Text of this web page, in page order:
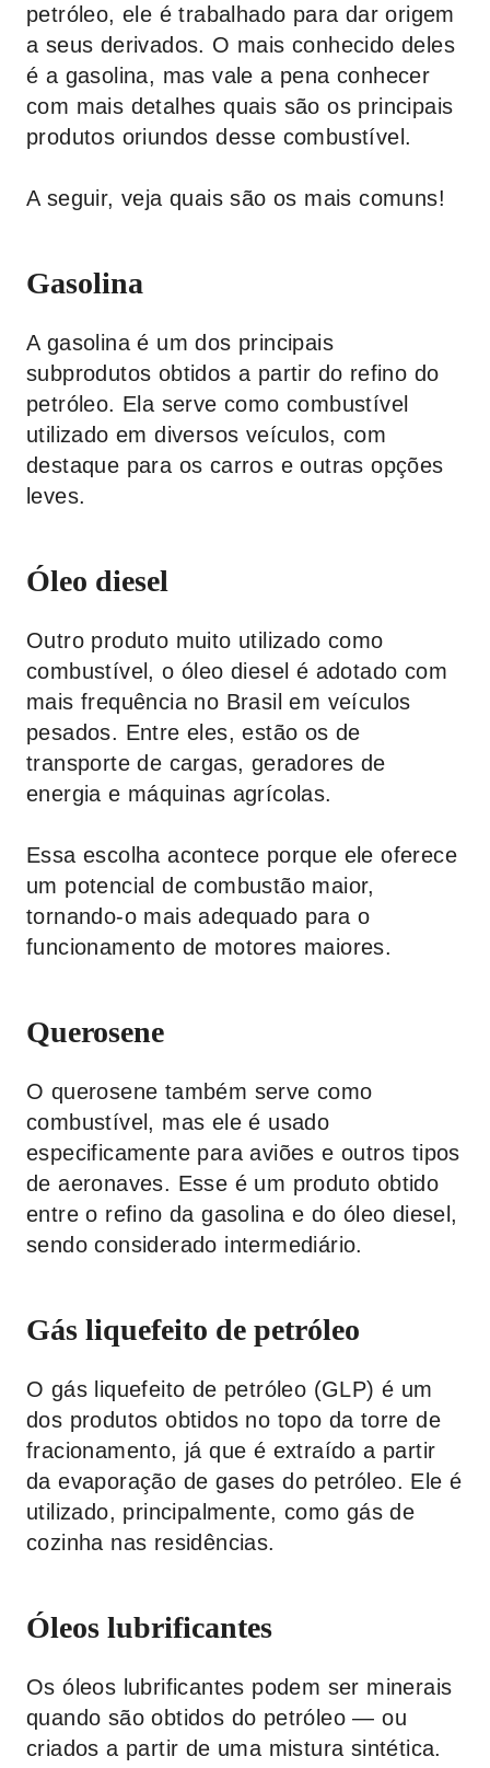
petróleo, ele é trabalhado para dar origem
a seus derivados. O mais conhecido deles
é a gasolina, mas vale a pena conhecer
com mais detalhes quais são os principais
produtos oriundos desse combustível.
A seguir, veja quais são os mais comuns!
Gasolina
A gasolina é um dos principais
subprodutos obtidos a partir do refino do
petróleo. Ela serve como combustível
utilizado em diversos veículos, com
destaque para os carros e outras opções
leves.
Óleo diesel
Outro produto muito utilizado como
combustível, o óleo diesel é adotado com
mais frequência no Brasil em veículos
pesados. Entre eles, estão os de
transporte de cargas, geradores de
energia e máquinas agrícolas.
Essa escolha acontece porque ele oferece
um potencial de combustão maior,
tornando-o mais adequado para o
funcionamento de motores maiores.
Querosene
O querosene também serve como
combustível, mas ele é usado
especificamente para aviões e outros tipos
de aeronaves. Esse é um produto obtido
entre o refino da gasolina e do óleo diesel,
sendo considerado intermediário.
Gás liquefeito de petróleo
O gás liquefeito de petróleo (GLP) é um
dos produtos obtidos no topo da torre de
fracionamento, já que é extraído a partir
da evaporação de gases do petróleo. Ele é
utilizado, principalmente, como gás de
cozinha nas residências.
Óleos lubrificantes
Os óleos lubrificantes podem ser minerais
quando são obtidos do petróleo — ou
criados a partir de uma mistura sintética.